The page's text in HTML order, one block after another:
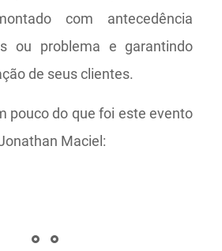
com antecedência
ou problema e garantindo
de seus clientes.
pouco do que foi este evento
Maciel: